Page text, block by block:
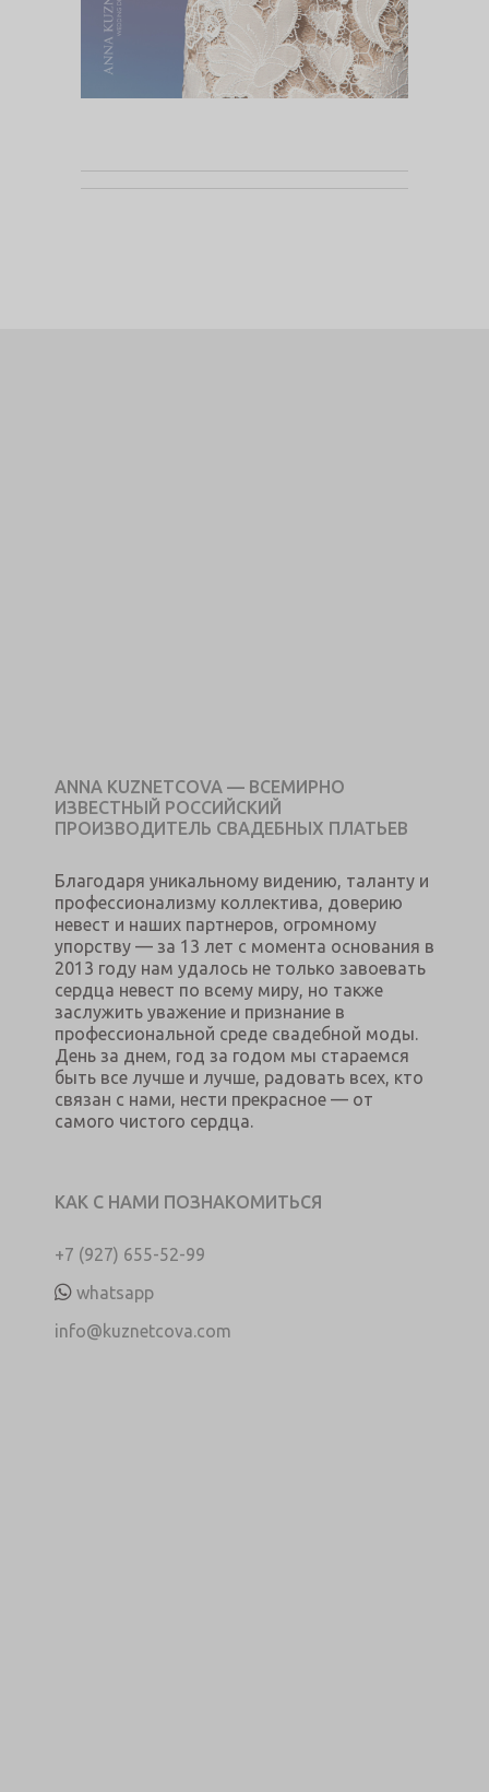
ANNA KUZNETCOVA — ВСЕМИРНО
ИЗВЕСТНЫЙ РОССИЙСКИЙ
ПРОИЗВОДИТЕЛЬ СВАДЕБНЫХ ПЛАТЬЕВ
Благодаря уникальному видению, таланту и
профессионализму коллектива, доверию
невест и наших партнеров, огромному
упорству — за 13 лет с момента основания в
2013 году нам удалось не только завоевать
сердца невест по всему миру, но также
заслужить уважение и признание в
профессиональной среде свадебной моды.
День за днем, год за годом мы стараемся
быть все лучше и лучше, радовать всех, кто
связан с нами, нести прекрасное — от
самого чистого сердца.
КАК С НАМИ ПОЗНАКОМИТЬСЯ
+7 (927) 655-52-99
whatsapp
info@kuznetcova.com